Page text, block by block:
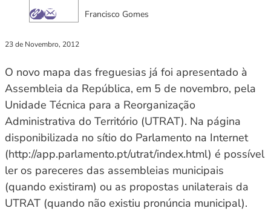
Francisco Gomes
23 de Novembro, 2012
O novo mapa das freguesias já foi apresentado à
Assembleia da República, em 5 de novembro, pela
Unidade Técnica para a Reorganização
Administrativa do Território (UTRAT). Na página
disponibilizada no sítio do Parlamento na Internet
(http://app.parlamento.pt/utrat/index.html) é possível
ler os pareceres das assembleias municipais
(quando existiram) ou as propostas unilaterais da
UTRAT (quando não existiu pronúncia municipal).